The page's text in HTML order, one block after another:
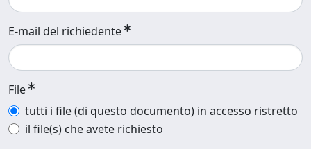
E-mail del richiedente
File
tutti i file (di questo documento) in accesso ristretto
il file(s) che avete richiesto